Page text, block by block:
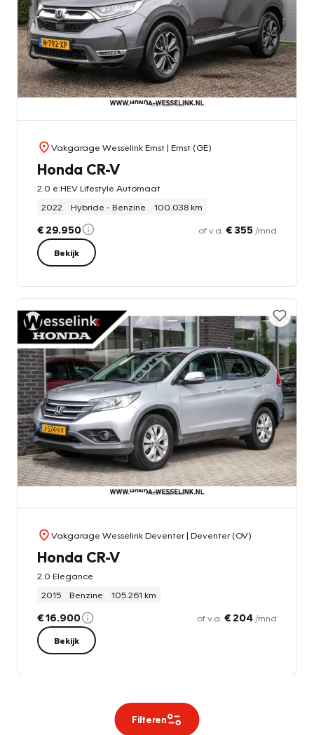
Vakgarage Wesselink Emst| Emst (GE)
Honda CR-V
2.0 e:HEV Lifestyle Automaat
2022
Hybride - Benzine 100.038 km
€ 29.950 of v.a. € 355 /mnd
Bekijk
Vakgarage Wesselink Deventer| Deventer (OV)
Honda CR-V
2.0 Elegance
2015
Benzine 105.261 km
€ 16.900 of v.a. € 204 /mnd
Bekijk
Filteren